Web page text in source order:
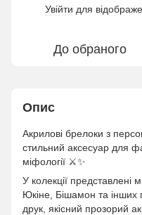
Увійти для
До обраного
Опис
Акрилові брелоки з
стильний аксесуар для
міфології ⚔️✨
У колекції представлені
Юкіне, Бішамон та інших
друк, якісний прозорий